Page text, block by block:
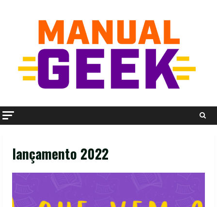
lançamento 2022